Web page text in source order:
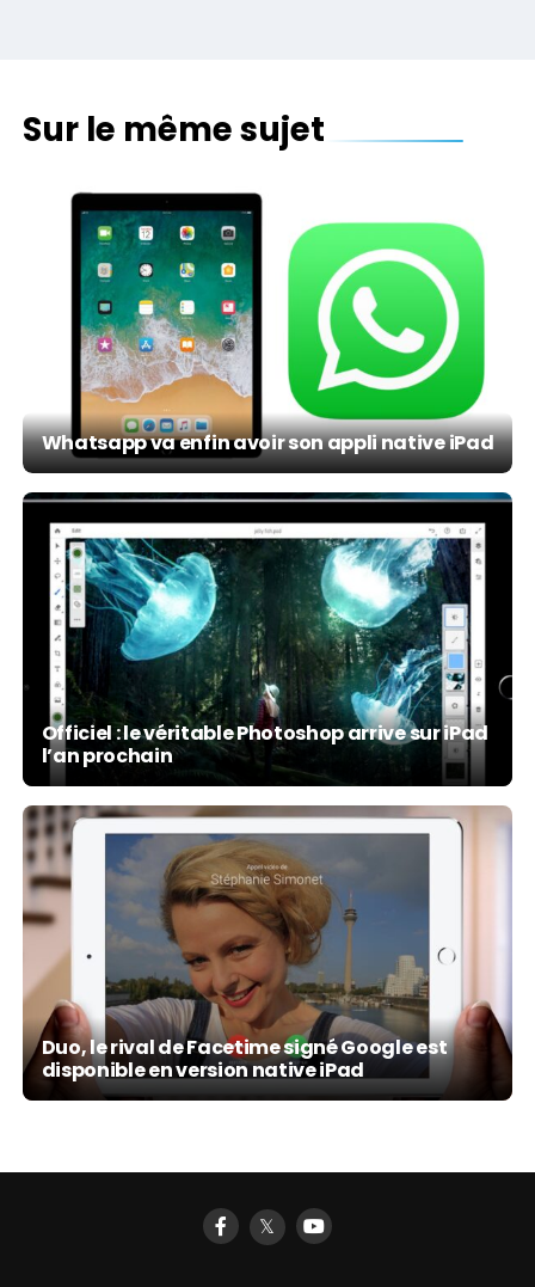
Sur le même sujet
Whatsapp va enfin avoir son appli native iPad
Officiel : le véritable Photoshop arrive sur iPad
l’an prochain
Duo, le rival de Facetime signé Google est
disponible en version native iPad
𝕏